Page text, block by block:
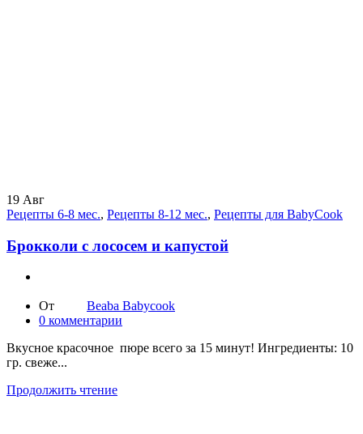
19 Авг
Рецепты 6-8 мес., Рецепты 8-12 мес., Рецепты для BabyCook
Брокколи с лососем и капустой
От
Beaba Babycook
0 комментарии
Вкусное красочное пюре всего за 15 минут! Ингредиенты: 10
гр. свеже...
Продолжить чтение